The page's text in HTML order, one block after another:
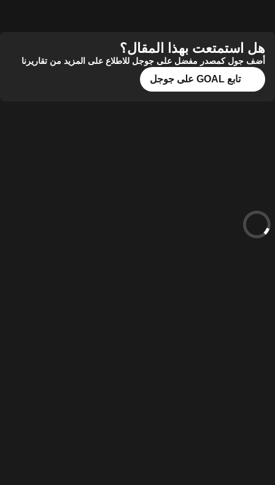
هل استمتعت بهذا المقال؟
أضف جول كمصدر مفضل على جوجل للاطلاع على المزيد من تقاريرنا
تابع GOAL على جوجل